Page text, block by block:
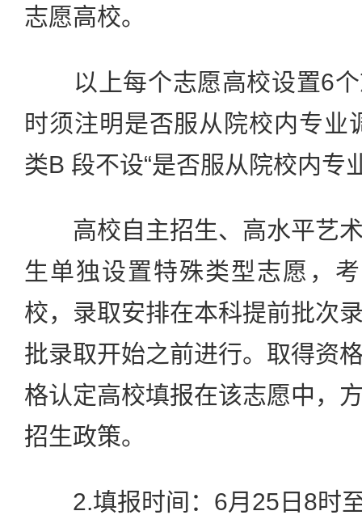
志愿高校。
以上每个志愿高校设置6个
时须注明是否服从院校内专业
类B 段不设“是否服从院校内专
高校自主招生、高水平艺术
生单独设置特殊类型志愿，
校，录取安排在本科提前批次
批录取开始之前进行。取得资
格认定高校填报在该志愿中，
招生政策。
2.填报时间：6月25日8时